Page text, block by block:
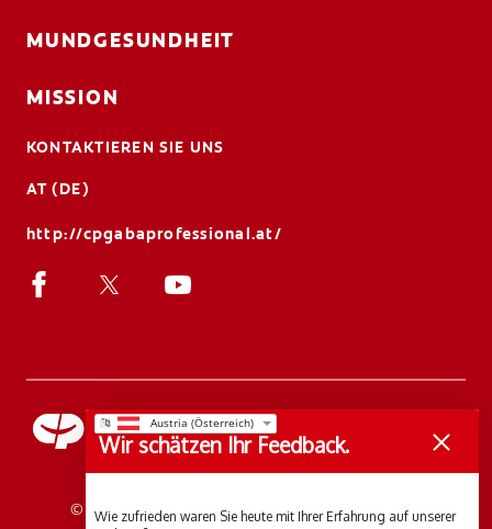
MUNDGESUNDHEIT
MISSION
KONTAKTIEREN SIE UNS
AT (DE)
http://cpgabaprofessional.at/
© 2026 Colgate-Palmolive Company. Alle Rechte
Wir schätzen Ihr Feedback.
Wie zufrieden waren Sie heute mit Ihrer Erfahrung auf unserer